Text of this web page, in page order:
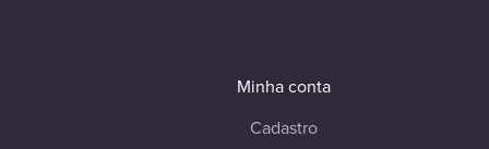
Minha conta
Cadastro